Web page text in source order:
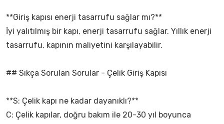
**Giriş kapısı enerji tasarrufu sağlar mı?**
İyi yalıtılmış bir kapı, enerji tasarrufu sağlar. Yıllık enerji
tasarrufu, kapının maliyetini karşılayabilir.
## Sıkça Sorulan Sorular - Çelik Giriş Kapısı
**S: Çelik kapı ne kadar dayanıklı?**
C: Çelik kapılar, doğru bakım ile 20-30 yıl boyunca